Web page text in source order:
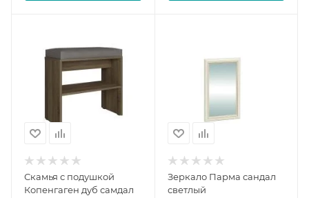
Скамья с подушкой
Копенгаген дуб самдал
Зеркало Парма сандал
светлый